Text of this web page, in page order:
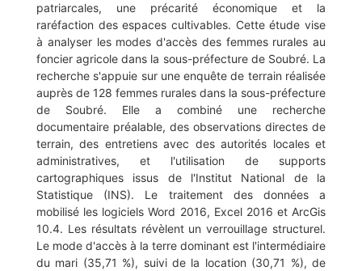
patriarcales, une précarité économique et la
raréfaction des espaces cultivables. Cette étude vise
à analyser les modes d'accès des femmes rurales au
foncier agricole dans la sous-préfecture de Soubré. La
recherche s'appuie sur une enquête de terrain réalisée
auprès de 128 femmes rurales dans la sous-préfecture
de Soubré. Elle a combiné une recherche
documentaire préalable, des observations directes de
terrain, des entretiens avec des autorités locales et
administratives, et l'utilisation de supports
cartographiques issus de l'Institut National de la
Statistique (INS). Le traitement des données a
mobilisé les logiciels Word 2016, Excel 2016 et ArcGis
10.4. Les résultats révèlent un verrouillage structurel.
Le mode d'accès à la terre dominant est l'intermédiaire
du mari (35,71 %), suivi de la location (30,71 %), de